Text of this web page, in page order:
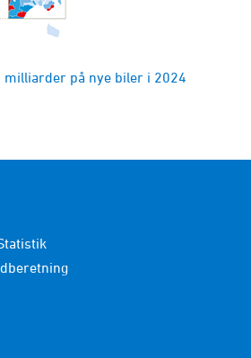
milliarder på nye biler i 2024